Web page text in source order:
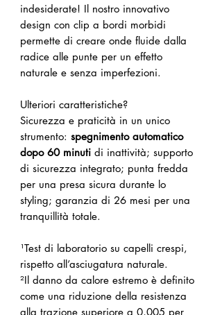
indesiderate! Il nostro innovativo
design con clip a bordi morbidi
permette di creare onde fluide dalla
radice alle punte per un effetto
naturale e senza imperfezioni.
Ulteriori caratteristiche?
Sicurezza e praticità in un unico
strumento: spegnimento automatico
dopo 60 minuti di inattività; supporto
di sicurezza integrato; punta fredda
per una presa sicura durante lo
styling; garanzia di 26 mesi per una
tranquillità totale.
¹Test di laboratorio su capelli crespi,
rispetto all’asciugatura naturale.
²Il danno da calore estremo è definito
come una riduzione della resistenza
alla trazione superiore a 0,005 per